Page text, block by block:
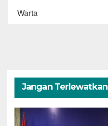
Warta
Jangan Terlewatkan